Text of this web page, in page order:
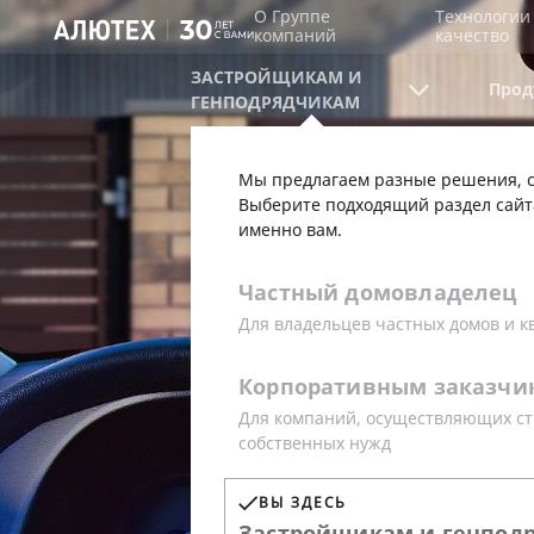
О Группе
компаний качество
ЗАСТРОЙЩИКАМ И
ГЕНПОДРЯДЧИКАМ
Мы предлагаем разные решения,
Выберите подходящий раздел
именно вам.
Частный домовладелец
Для владельцев частных домов и
Корпоративным
Для компаний, осуществляющих
собственных нужд
ВЫ ЗДЕСЬ
ДЛЯ